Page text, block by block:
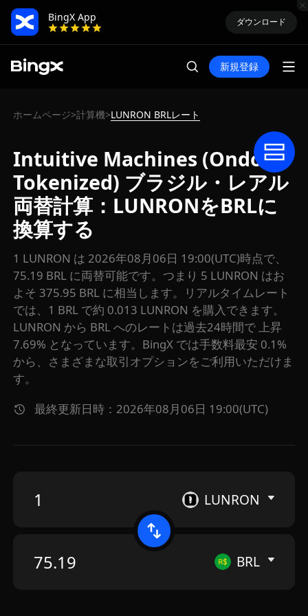
BingX App
ダウンロード
新規登録
ホームページ>計算機>LUNRON BRLレート
Intuitive Machines (Ondo
Tokenized) ブラジル・レアル
両替計算：LUNRONをBRLに
換算する
1 LUNRON は 2026年08月06日 19:00(UTC)時点で、
75.19 BRL に両替可能です。つまり 5 LUNRON はお
よそ 375.95 BRL に相当します。リアルタイムレート
では、1 BRL で約 0.013 LUNRON を購入できます。
LUNRON から BRL へのレートは過去24時間で 上昇
7.69% となっています。BingX では手数料最安 0.1%
から、さまざまな取引オプションをご利用いただけま
す。
最終更新日時：2026年08月06日 19:00(UTC)
LUNRON
BRL